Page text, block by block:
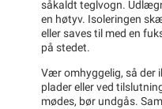
såkaldt teglvogn.
en høtyv. Isoleringen
eller saves til med en
på stedet.
Vær omhyggelig, så der
plader eller ved
mødes, bør undgås.